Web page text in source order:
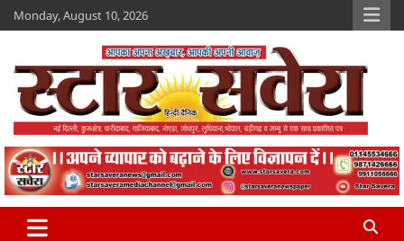
Skip
to
Monday, August 10, 2026
Star Savera
www.starsavera.com